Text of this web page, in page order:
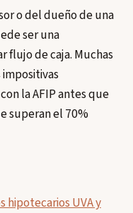
o del dueño de una
ser una
flujo de caja. Muchas
la AFIP antes que
superan el 70%
hipotecarios UVA y